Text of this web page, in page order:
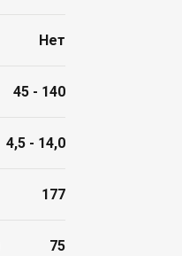
Нет
45 - 140
4,5 - 14,0
177
75